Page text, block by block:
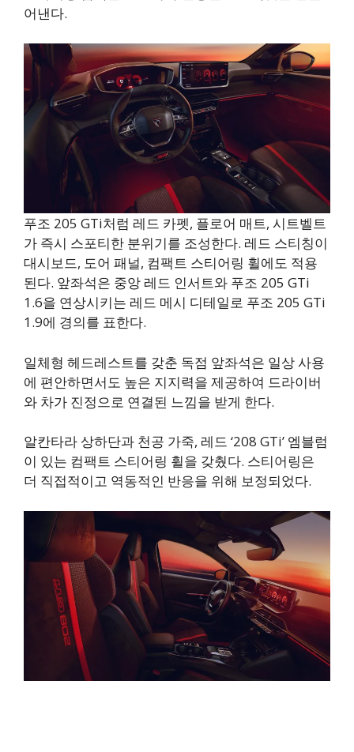
어낸다.
푸조 205 GTi처럼 레드 카펫, 플로어 매트, 시트벨트
가 즉시 스포티한 분위기를 조성한다. 레드 스티칭이
대시보드, 도어 패널, 컴팩트 스티어링 휠에도 적용
된다. 앞좌석은 중앙 레드 인서트와 푸조 205 GTi
1.6을 연상시키는 레드 메시 디테일로 푸조 205 GTi
1.9에 경의를 표한다.
일체형 헤드레스트를 갖춘 독점 앞좌석은 일상 사용
에 편안하면서도 높은 지지력을 제공하여 드라이버
와 차가 진정으로 연결된 느낌을 받게 한다.
알칸타라 상하단과 천공 가죽, 레드 ‘208 GTi’ 엠블럼
이 있는 컴팩트 스티어링 휠을 갖췄다. 스티어링은
더 직접적이고 역동적인 반응을 위해 보정되었다.